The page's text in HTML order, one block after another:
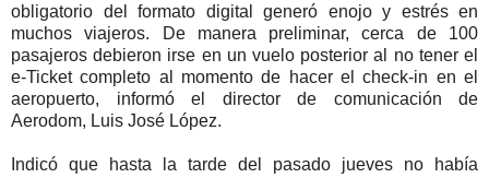
obligatorio del formato digital generó enojo y estrés en
muchos viajeros. De manera preliminar, cerca de 100
pasajeros debieron irse en un vuelo posterior al no tener el
e-Ticket completo al momento de hacer el check-in en el
aeropuerto, informó el director de comunicación de
Aerodom, Luis José López.
Indicó que hasta la tarde del pasado jueves no había